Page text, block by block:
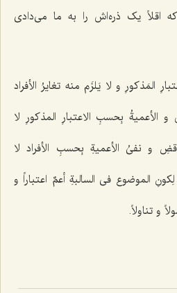
اقلاً یک ذره‌اش را به ما می‌دادی
المَذکورِ و لا یَلزَم منه تغایرُ الأفراد
الأعمیةُ بِحسبِ الاعتبارِ المذکورِ لا
و نفیُ الأعمیةِ بِحسبِ الأفراد لا
الموضوع فی السالبةِ أعمٌ اعتباراً و
و تناولاً.